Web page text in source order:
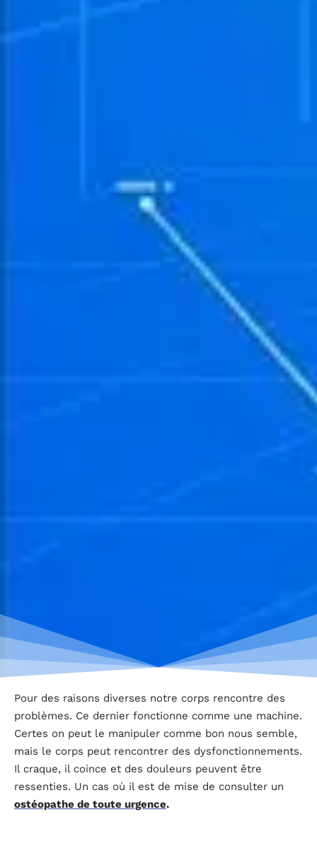
Pour des raisons diverses notre corps rencontre des
problèmes. Ce dernier fonctionne comme une machine.
Certes on peut le manipuler comme bon nous semble,
mais le corps peut rencontrer des dysfonctionnements.
Il craque, il coince et des douleurs peuvent être
ressenties. Un cas où il est de mise de consulter un
ostéopathe de toute urgence.